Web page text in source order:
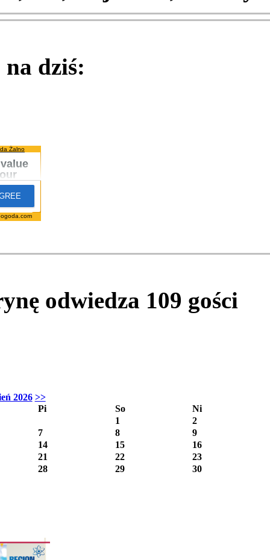
na dziś:
Żalno
odwiedza 109 gości
2026 >>
Pi
So
Ni
1
2
7
8
9
14
15
16
21
22
23
28
29 30